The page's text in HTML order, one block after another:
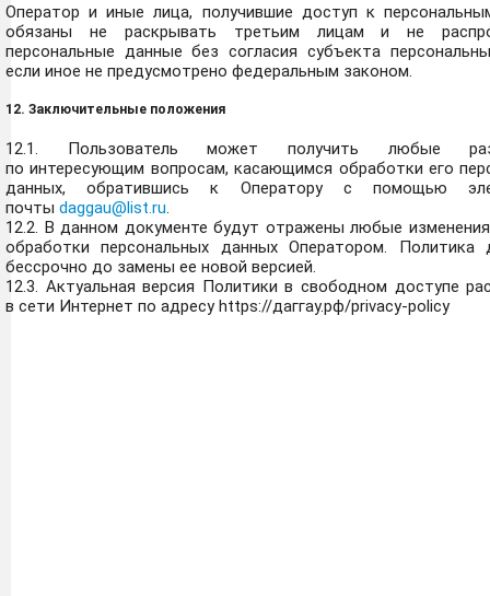
Оператор и иные лица, получившие доступ к
обязаны не раскрывать третьим лицам и не
персональные данные без согласия субъекта
если иное не предусмотрено федеральным законом.
12. Заключительные положения
12.1. Пользователь может получить любые
по интересующим вопросам, касающимся обработки его
данных, обратившись к Оператору с помощью
почты daggau@list.ru.
12.2. В данном документе будут отражены любые
обработки персональных данных Оператором. Политика
бессрочно до замены ее новой версией.
12.3. Актуальная версия Политики в свободном доступе
в сети Интернет по адресу https://даггау.рф/privacy-policy